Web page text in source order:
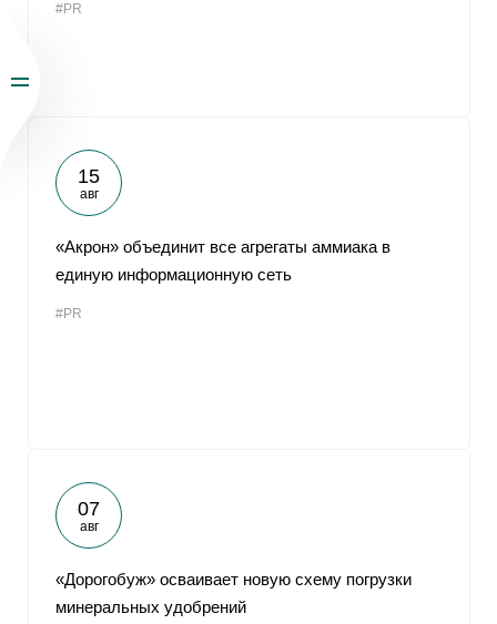
#PR
15
авг
«Акрон» объединит все агрегаты аммиака в
единую информационную сеть
#PR
07
авг
«Дорогобуж» осваивает новую схему погрузки
минеральных удобрений